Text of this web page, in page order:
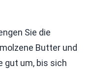
Sie die
Butter und
gut um, bis sich